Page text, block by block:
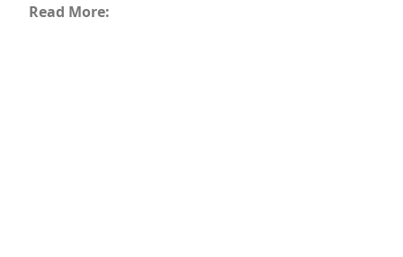
Read More: